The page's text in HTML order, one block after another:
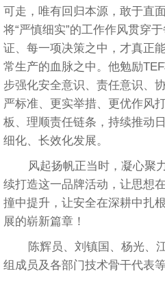
可走，唯有回归本源，敢于直
将“严慎细实”的工作作风贯穿
证、每一项决策之中，才真正
常生产的血脉之中。他勉励
步强化安全意识、责任意识、
严标准、更实举措、更优作风
板、理顺责任链条，持续推动
细化、长效化发展。
风起扬帆正当时，凝心聚力
续打造这一品牌活动，让思想
撞中提升，让安全在深耕中扎
展的崭新篇章！
陈辉员、刘镇国、杨光、江
组成员及各部门技术骨干代表